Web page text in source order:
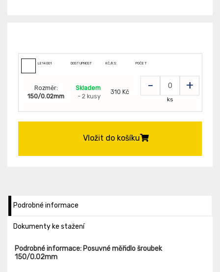
LE14001 DOSTUPNOST KČ/KS: POČET
Rozměr:
150/0.02mm
Skladem
- 2 kusy
310 Kč - +
ks
Vložit do košíku
Podrobné informace
Dokumenty ke stažení
Podrobné informace: Posuvné měřidlo šroubek
150/0.02mm